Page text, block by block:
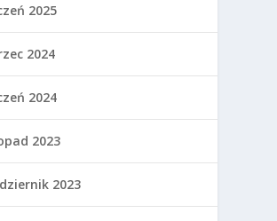
2025
2024
2024
2023
2023